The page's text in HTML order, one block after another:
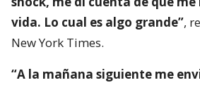
vida. Lo cual es algo grande”,
New York Times.
“A la mañana siguiente me